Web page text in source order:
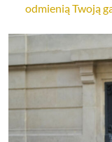
odmienią Twoją